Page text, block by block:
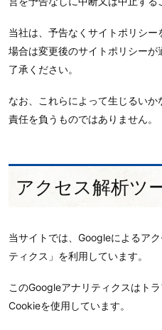
当社は、予告なくサイトポリシ
場合は変更後のサイトポリシー
了承ください。
なお、これらによって生じるい
責任を負うものではありません。
アクセス解析ツ
当サイトでは、Googleによるア
ティクス」を利用しています。
このGoogleアナリティクスはト
Cookieを使用しています。